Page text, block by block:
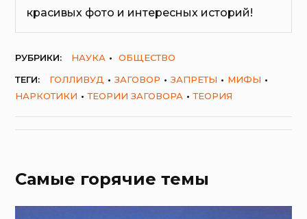
красивых фото и интересных историй!
РУБРИКИ: НАУКА
ОБЩЕСТВО
ТЕГИ:
ГОЛЛИВУД ЗАГОВОР ЗАПРЕТЫ
МИФЫ
НАРКОТИКИ
ТЕОРИИ ЗАГОВОРА ТЕОРИЯ
Самые горячие темы